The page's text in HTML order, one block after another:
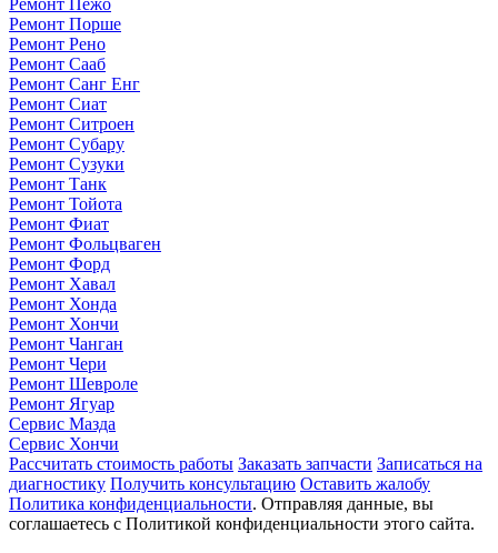
Ремонт Пежо
Ремонт Порше
Ремонт Рено
Ремонт Сааб
Ремонт Санг Енг
Ремонт Сиат
Ремонт Ситроен
Ремонт Субару
Ремонт Сузуки
Ремонт Танк
Ремонт Тойота
Ремонт Фиат
Ремонт Фольцваген
Ремонт Форд
Ремонт Хавал
Ремонт Хонда
Ремонт Хончи
Ремонт Чанган
Ремонт Чери
Ремонт Шевроле
Ремонт Ягуар
Сервис Мазда
Сервис Хончи
Рассчитать стоимость работы Заказать запчасти Записаться на
диагностику Получить консультацию Оставить жалобу
Политика конфиденциальности. Отправляя данные, вы
соглашаетесь с Политикой конфиденциальности этого сайта.